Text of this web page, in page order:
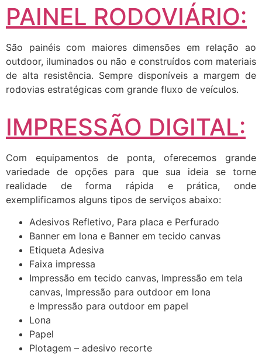
PAINEL RODOVIÁRIO:
São painéis com maiores dimensões em relação ao
outdoor, iluminados ou não e construídos com materiais
de alta resistência. Sempre disponíveis a margem de
rodovias estratégicas com grande fluxo de veículos.
IMPRESSÃO DIGITAL:
Com equipamentos de ponta, oferecemos grande
variedade de opções para que sua ideia se torne
realidade de forma rápida e prática, onde
exemplificamos alguns tipos de serviços abaixo:
Adesivos Refletivo, Para placa e Perfurado
Banner em lona e Banner em tecido canvas
Etiqueta Adesiva
Faixa impressa
Impressão em tecido canvas, Impressão em tela
canvas, Impressão para outdoor em lona
e Impressão para outdoor em papel
Lona
Papel
Plotagem – adesivo recorte